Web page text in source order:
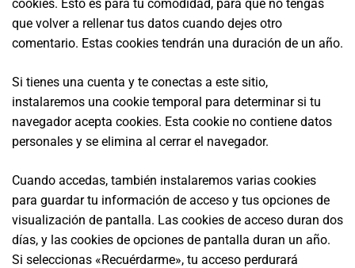
cookies. Esto es para tu comodidad, para que no tengas
que volver a rellenar tus datos cuando dejes otro
comentario. Estas cookies tendrán una duración de un año.
Si tienes una cuenta y te conectas a este sitio,
instalaremos una cookie temporal para determinar si tu
navegador acepta cookies. Esta cookie no contiene datos
personales y se elimina al cerrar el navegador.
Cuando accedas, también instalaremos varias cookies
para guardar tu información de acceso y tus opciones de
visualización de pantalla. Las cookies de acceso duran dos
días, y las cookies de opciones de pantalla duran un año.
Si seleccionas «Recuérdarme», tu acceso perdurará